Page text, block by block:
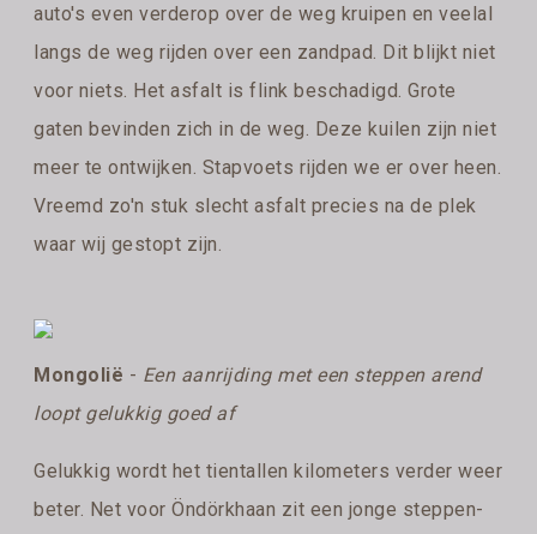
auto's even verderop over de weg kruipen en veelal
langs de weg rijden over een zandpad. Dit blijkt niet
voor niets. Het asfalt is flink beschadigd. Grote
gaten bevinden zich in de weg. Deze kuilen zijn niet
meer te ontwijken. Stapvoets rijden we er over heen.
Vreemd zo'n stuk slecht asfalt precies na de plek
waar wij gestopt zijn.
Mongolië - Een aanrijding met een steppen arend
loopt gelukkig goed af
Gelukkig wordt het tientallen kilometers verder weer
beter. Net voor Öndörkhaan zit een jonge steppen-